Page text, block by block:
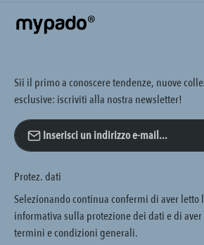
Sii il primo a conoscere tendenze, nuove
esclusive: iscriviti alla nostra newsletter!
Indirizzo e-mail*
Protez. dati
Selezionando continua confermi di aver letto
informativa sulla protezione dei datie di
termini e condizioni generali.